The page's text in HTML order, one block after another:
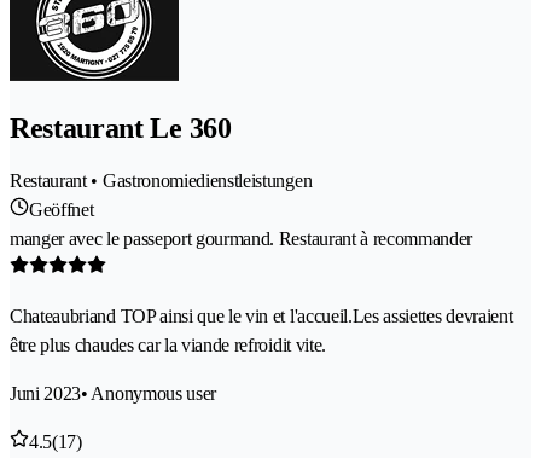
Restaurant Le 360
Restaurant • Gastronomiedienstleistungen
Geöffnet
manger avec le passeport gourmand. Restaurant à recommander
Chateaubriand TOP ainsi que le vin et l'accueil.Les assiettes devraient
être plus chaudes car la viande refroidit vite.
Juni 2023• Anonymous user
4.5(17)